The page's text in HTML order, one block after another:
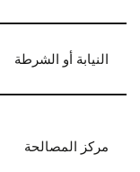
النيابة أو الشرطة
مركز المصالحة